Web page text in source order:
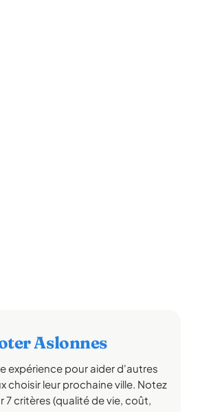
Aslonnes
expérience pour aider d'autres
choisir leur prochaine ville. Notez
7 critères (qualité de vie, coût,